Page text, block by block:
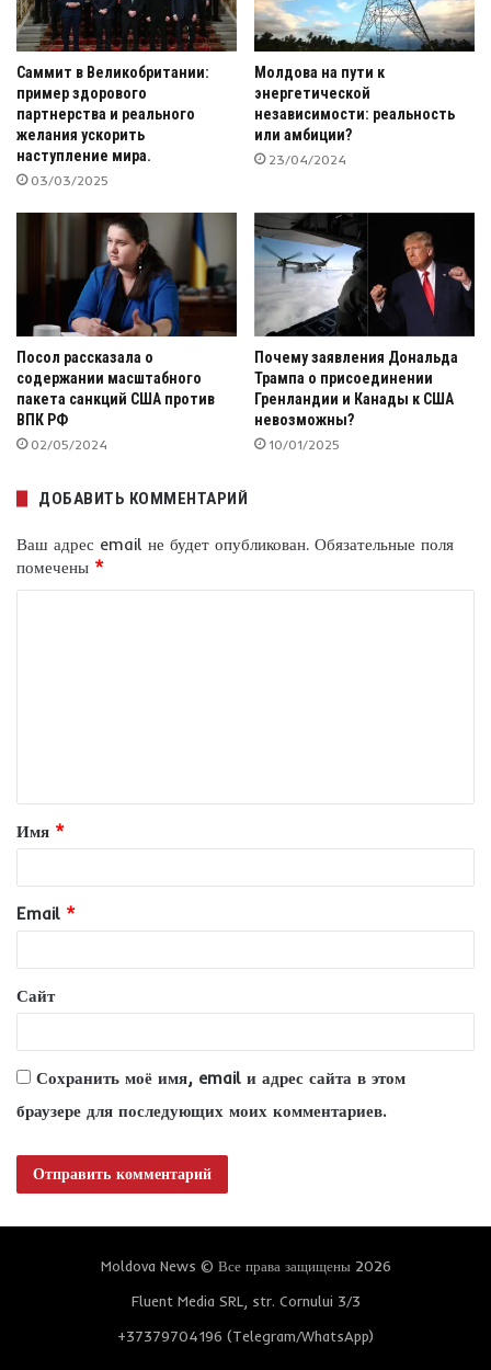
Саммит в Великобритании:
пример здорового
партнерства и реального
желания ускорить
наступление мира.
03/03/2025
Молдова на пути к
энергетической
независимости: реальность
или амбиции?
23/04/2024
Посол рассказала о
содержании масштабного
пакета санкций США против
ВПК РФ
02/05/2024
Почему заявления Дональда
Трампа о присоединении
Гренландии и Канады к США
невозможны?
10/01/2025
ДОБАВИТЬ КОММЕНТАРИЙ
Ваш адрес email не будет опубликован. Обязательные поля
помечены *
т
а
и
й
*
Имя *
Email *
Сайт
Сохранить моё имя, email и адрес сайта в этом
браузере для последующих моих комментариев.
Moldova News © Все права защищены 2026
Fluent Media SRL, str. Cornului 3/3
+37379704196 (Telegram/WhatsApp)